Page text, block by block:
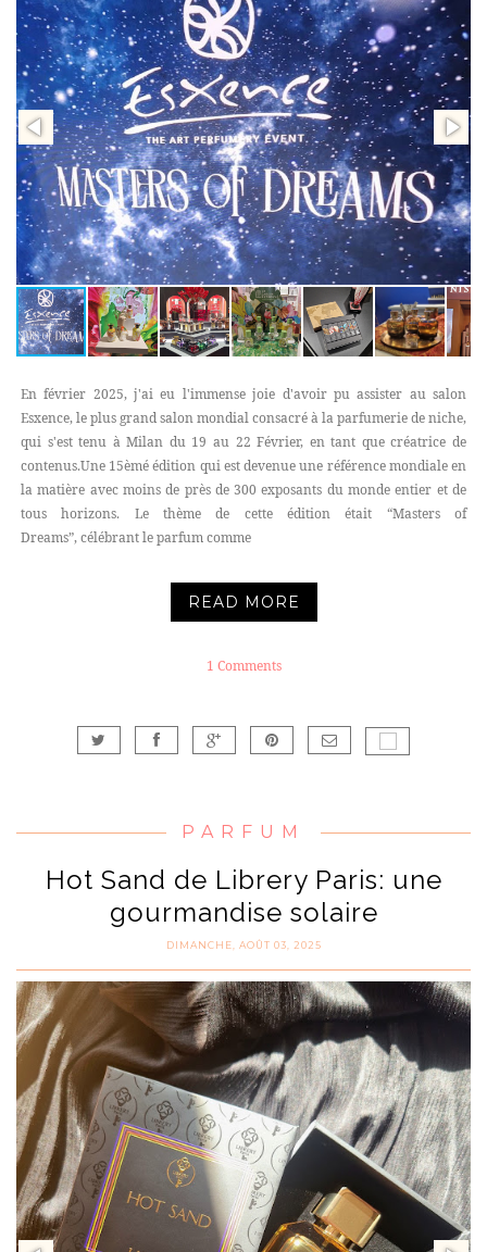
En février 2025, j'ai eu l'immense joie d'avoir pu assister au salon
Esxence, le plus grand salon mondial consacré à la parfumerie de niche,
qui s'est tenu à Milan du 19 au 22 Février, en tant que créatrice de
contenus.Une 15èmé édition qui est devenue une référence mondiale en
la matière avec moins de près de 300 exposants du monde entier et de
tous horizons. Le thème de cette édition était “Masters of
Dreams”, célébrant le parfum comme
READ MORE
1 Comments
PARFUM
Hot Sand de Librery Paris: une
gourmandise solaire
DIMANCHE, AOÛT 03, 2025